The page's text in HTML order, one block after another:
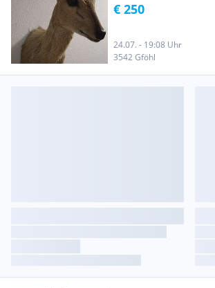
€ 250
24.07. - 19:08 Uhr
3542 Gföhl